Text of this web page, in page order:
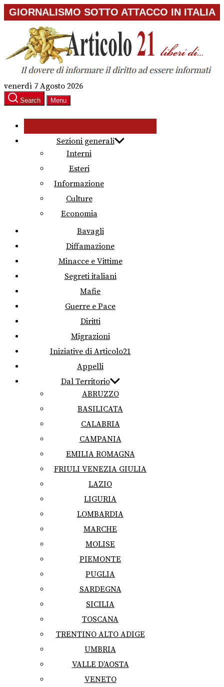
Skip
to
content
GIORNALISMO SOTTO ATTACCO IN ITALIA
venerdì 7 Agosto 2026
Search Menu
Sezioni generali
Interni
Esteri
Informazione
Culture
Economia
Bavagli
Diffamazione
Minacce e Vittime
Segreti italiani
Mafie
Guerre e Pace
Diritti
Migrazioni
Iniziative di Articolo21
Appelli
Dal Territorio
ABRUZZO
BASILICATA
CALABRIA
CAMPANIA
EMILIA ROMAGNA
FRIULI VENEZIA GIULIA
LAZIO
LIGURIA
LOMBARDIA
MARCHE
MOLISE
PIEMONTE
PUGLIA
SARDEGNA
SICILIA
TOSCANA
TRENTINO ALTO ADIGE
UMBRIA
VALLE D’AOSTA
VENETO